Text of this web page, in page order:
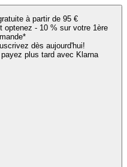
à partir de 95 €
optenez - 10 % sur votre 1ère
dès aujourd'hui!
plus tard avec Klarna